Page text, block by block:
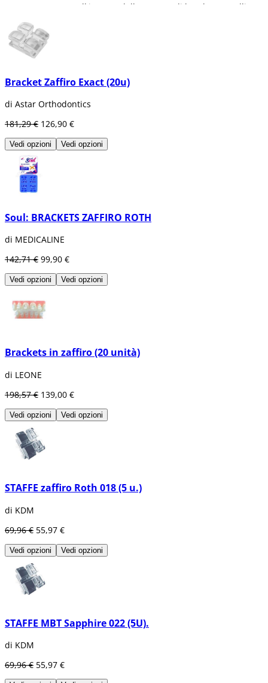
All'interno della gamma di brackets, quelli
In Dentaltix ti offriamo una grande varietà di
completi
Bracket Zaffiro Exact (20u)
di Astar Orthodontics
181,29 € 126,90 €
Vedi opzioni Vedi opzioni
Soul: BRACKETS ZAFFIRO ROTH
di MEDICALINE
142,71 € 99,90 €
Vedi opzioni Vedi opzioni
Brackets in zaffiro (20 unità)
di LEONE
198,57 € 139,00 €
Vedi opzioni Vedi opzioni
STAFFE zaffiro Roth 018 (5 u.)
di KDM
69,96 € 55,97 €
Vedi opzioni Vedi opzioni
STAFFE MBT Sapphire 022 (5U).
di KDM
69,96 € 55,97 €